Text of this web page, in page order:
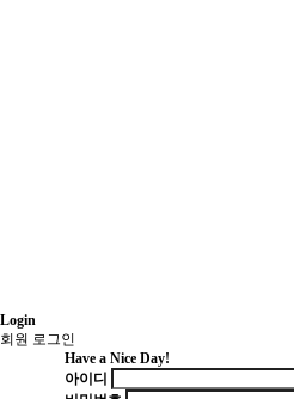
Login
회원 로그인
Have a Nice Day!
아이디